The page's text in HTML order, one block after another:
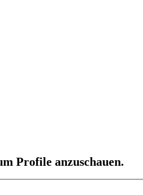
Profile anzuschauen.